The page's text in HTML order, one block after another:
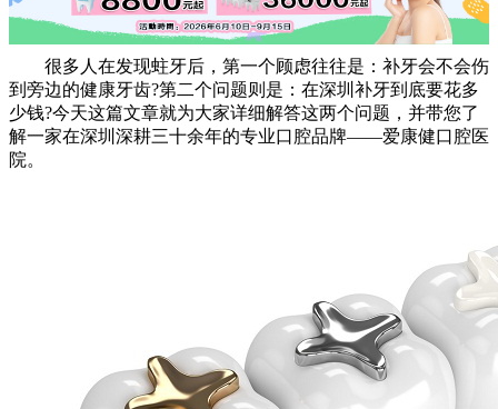
很多人在发现蛀牙后，第一个顾虑往往是：补牙会不会伤
到旁边的健康牙齿?第二个问题则是：在深圳补牙到底要花多
少钱?今天这篇文章就为大家详细解答这两个问题，并带您了
解一家在深圳深耕三十余年的专业口腔品牌——爱康健口腔医
院。